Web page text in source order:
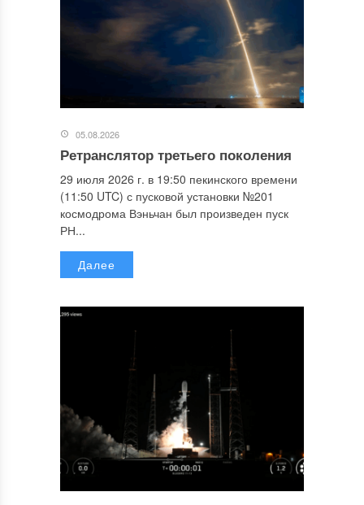
05.08.2026
Ретранслятор третьего поколения
29 июля 2026 г. в 19:50 пекинского времени
(11:50 UTC) с пусковой установки №201
космодрома Вэньчан был произведен пуск
РН...
Далее